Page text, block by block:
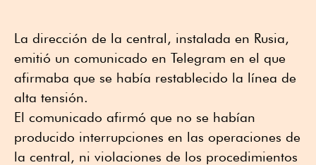
La dirección de la central, instalada en Rusia,
emitió un comunicado en Telegram en el que
afirmaba que se había restablecido la línea de
alta tensión.
El comunicado afirmó que no se habían
producido interrupciones en las operaciones de
la central, ni violaciones de los procedimientos